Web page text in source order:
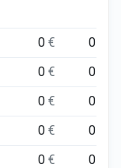
0€ 0
0€ 0
0€ 0
0€ 0
0€ 0